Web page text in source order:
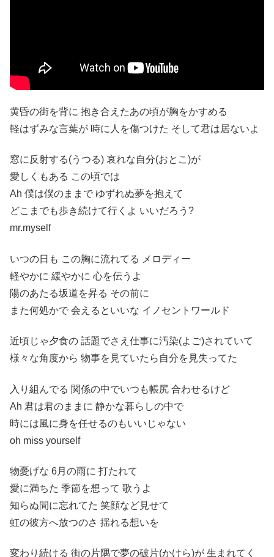
黄昏の街を背に 抱き合えたあの頃が胸をかすめる
軽はずみな言葉が 時に人を傷つけた そして君は居ないよ
窓に反射する(うつる) 哀れな自分(おとこ)が
愛しくもある この頃では
Ah 僕は僕のままで ゆずれぬ夢を抱えて
どこまでも歩き続けて行くよ いいだろう?
mr.myself
いつの日も この胸に流れてる メロディー
軽やかに 緩やかに 心を伝うよ
陽のあたる坂道を昇る その前に
また何処かで 会えるといいな イノセントワールド
近頃じゃ夕食の 話題でさえ仕事に汚染(よご)されていて
様々な角度から 物事を見ていたら自分を見失ってた
入り組んでる 関係の中でいつも帳尻 合わせるけど
Ah 君は君のままに 静かな暮らしの中で
時には風に身を任せるのもいいじゃない
oh miss yourself
物憂げな 6月の雨に 打たれて
愛に満ちた 季節を想って 歌うよ
知らぬ間に忘れてた 笑顔など見せて
虹の彼方へ放つのさ 揺れる想いを
変わり続ける 街の片隅で夢の破片(かけら)が 生まれてく